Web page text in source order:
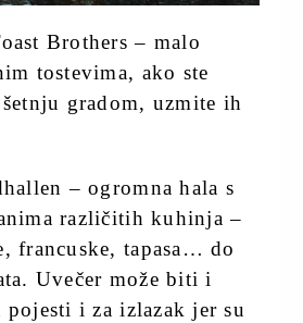
Brothers – malo
tostevima, ako ste
gradom, uzmite ih
– ogromna hala s
različitih kuhinja –
francuske, tapasa… do
Uvečer može biti i
pojesti i za izlazak jer su